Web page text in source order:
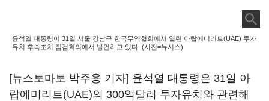
윤석열 대통령이 31일 서울 강남구 한국무역협회에서 열린 아랍에미리트(UAE) 투자
유치 후속조치 점검회의에서 발언하고 있다. (사진=뉴시스)
[뉴스토마토 박주용 기자] 윤석열 대통령은 31일 아
랍에미리트(UAE)의 300억달러 투자유치와 관련해